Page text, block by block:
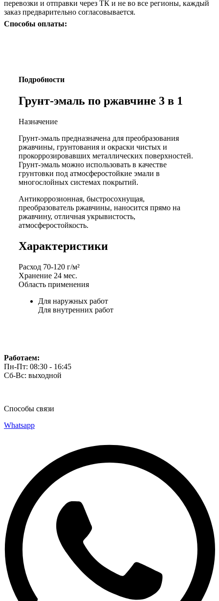
перевозки и отправки через ТК и не во все регионы, каждый
заказ предварительно согласовывается.
Способы оплаты:
Подробности
Грунт-эмаль по ржавчине 3 в 1
Назначение
Грунт-эмаль предназначена для преобразования
ржавчины, грунтования и окраски чистых и
прокоррозировавших металлических поверхностей.
Грунт-эмаль можно использовать в качестве
грунтовки под атмосферостойкие эмали в
многослойных системах покрытий.
Антикоррозионная, быстросохнущая,
преобразователь ржавчины, наносится прямо на
ржавчину, отличная укрывистость,
атмосферостойкость.
Характеристики
Расход 70-120 г/м²
Хранение 24 мес.
Область применения
Для наружных работ
Для внутренних работ
Работаем:
Пн-Пт: 08:30 - 16:45
Сб-Вс: выходной
Способы связи
Whatsapp